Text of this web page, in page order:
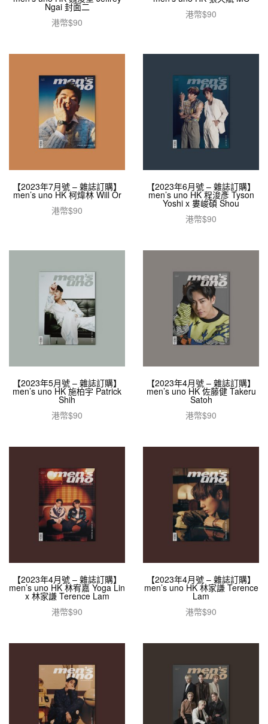
Ngai 封面二
港幣$90
港幣$90
【2023年7月號 – 雜誌訂購】
men’s uno HK 柯煒林 Will Or
港幣$90
【2023年6月號 – 雜誌訂購】
men’s uno HK 程浚彥 Tyson
Yoshi x 婁峻碩 Shou
港幣$90
【2023年5月號 – 雜誌訂購】
men’s uno HK 施柏宇 Patrick
Shih
港幣$90
【2023年4月號 – 雜誌訂購】
men’s uno HK 佐藤健 Takeru
Satoh
港幣$90
【2023年4月號 – 雜誌訂購】
men’s uno HK 林宥嘉 Yoga Lin
x 林家謙 Terence Lam
港幣$90
【2023年4月號 – 雜誌訂購】
men’s uno HK 林家謙 Terence
Lam
港幣$90